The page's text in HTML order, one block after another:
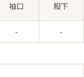
袖口 股下
- -